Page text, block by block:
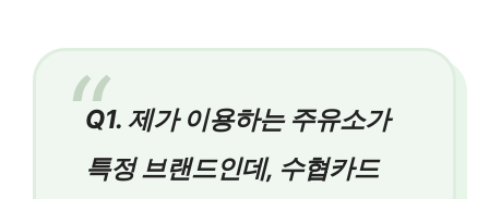
Q1. 제가 이용하는 주유소가
특정 브랜드인데, 수협카드